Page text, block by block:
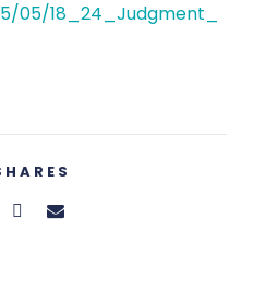
05/18_24_Judgment_